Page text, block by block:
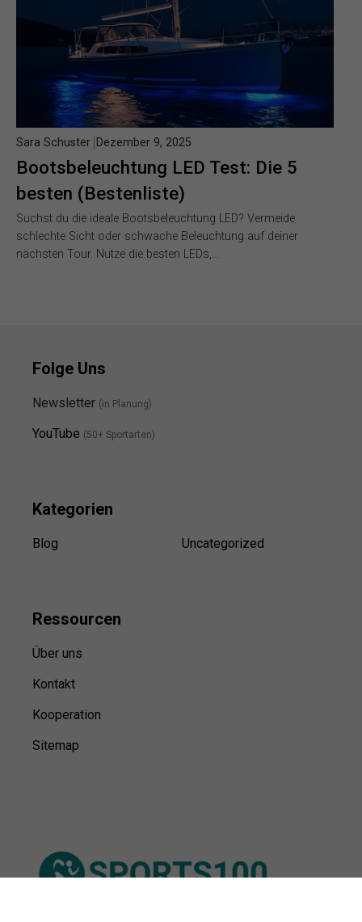
Bootsbeleuchtung LED Test: Die 5
besten (Bestenliste)
Sara Schuster Dezember 9, 2025
Suchst du die ideale Bootsbeleuchtung LED? Vermeide
schlechte Sicht oder schwache Beleuchtung auf deiner
nächsten Tour. Nutze die besten LEDs,…
Folge Uns
Newsletter (in Planung)
YouTube (50+ Sportarten)
Kategorien
Blog Uncategorized
Ressourcen
Über uns
Kontakt
Kooperation
Sitemap